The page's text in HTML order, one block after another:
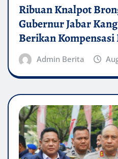
Ribuan Knalpot
Gubernur Jabar
Berikan
Admin Berita